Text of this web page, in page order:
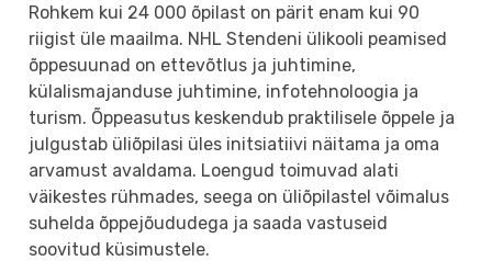
Rohkem kui 24 000 õpilast on pärit enam kui 90
riigist üle maailma. NHL Stendeni ülikooli peamised
õppesuunad on ettevõtlus ja juhtimine,
külalismajanduse juhtimine, infotehnoloogia ja
turism. Õppeasutus keskendub praktilisele õppele ja
julgustab üliõpilasi üles initsiatiivi näitama ja oma
arvamust avaldama. Loengud toimuvad alati
väikestes rühmades, seega on üliõpilastel võimalus
suhelda õppejõududega ja saada vastuseid
soovitud küsimustele.